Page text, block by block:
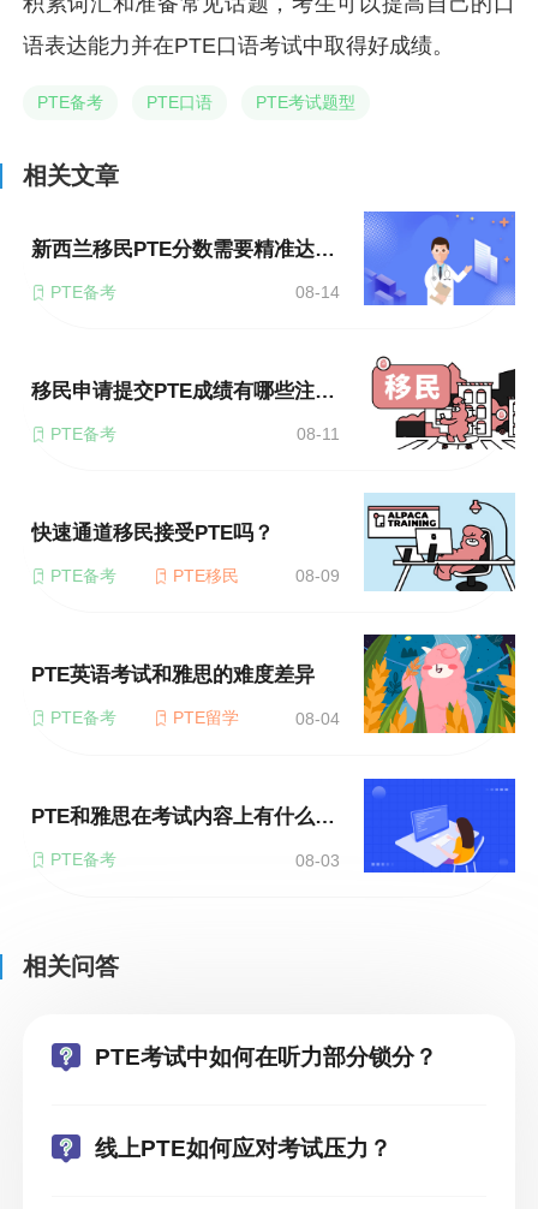
语表达能力并在PTE口语考试中取得好成绩。
PTE备考 PTE口语 PTE考试题型
相关文章
新西兰移民PTE分数需要精准达到吗？
PTE备考 08-14
移民申请提交PTE成绩有哪些注意事项？
PTE备考 08-11
快速通道移民接受PTE吗？
PTE备考 PTE移民 08-09
PTE英语考试和雅思的难度差异
PTE备考 PTE留学 08-04
PTE和雅思在考试内容上有什么区别？
PTE备考 08-03
相关问答
PTE考试中如何在听力部分锁分？
线上PTE如何应对考试压力？